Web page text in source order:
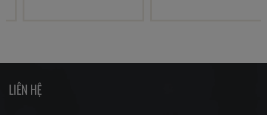
LIÊN HỆ